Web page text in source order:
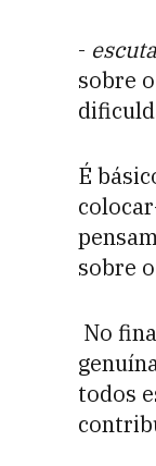
-
sobre
É
sobre
No
todos